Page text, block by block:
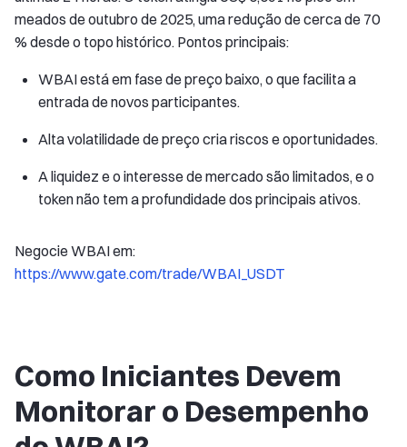
meados de outubro de 2025, uma redução de cerca de 70
% desde o topo histórico. Pontos principais:
WBAI está em fase de preço baixo, o que facilita a
entrada de novos participantes.
Alta volatilidade de preço cria riscos e oportunidades.
A liquidez e o interesse de mercado são limitados, e o
token não tem a profundidade dos principais ativos.
Negocie WBAI em:
https://www.gate.com/trade/WBAI_USDT
Como Iniciantes Devem
Monitorar o Desempenho